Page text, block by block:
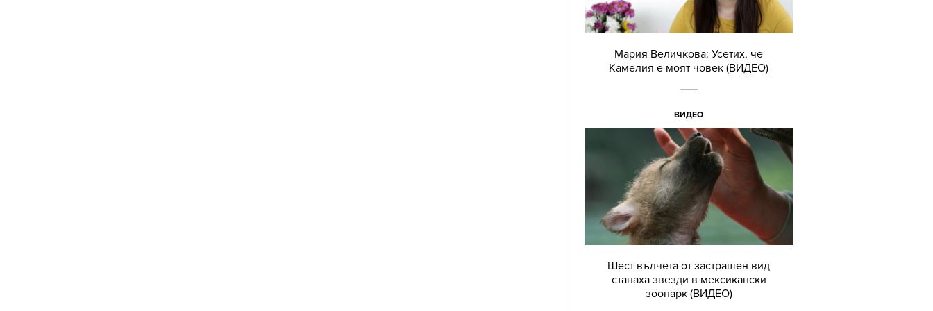
Мария Величкова: Усетих, че
Камелия е моят човек (ВИДЕО)
ВИДЕО
Шест вълчета от застрашен вид
станаха звезди в мексикански
зоопарк (ВИДЕО)